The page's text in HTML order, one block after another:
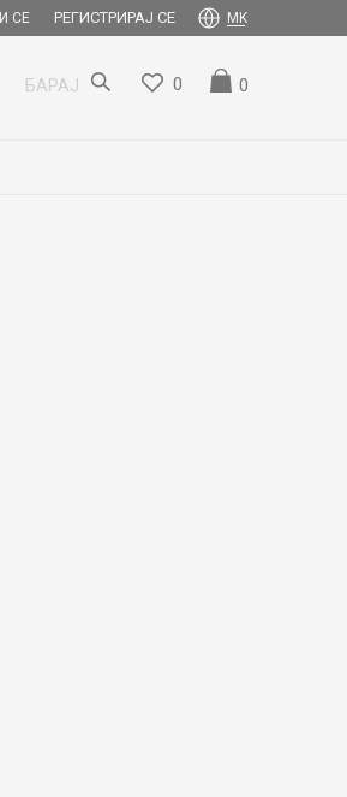
СЕ РЕГИСТРИРАЈ СЕ MK
БАРАЈ 0
0